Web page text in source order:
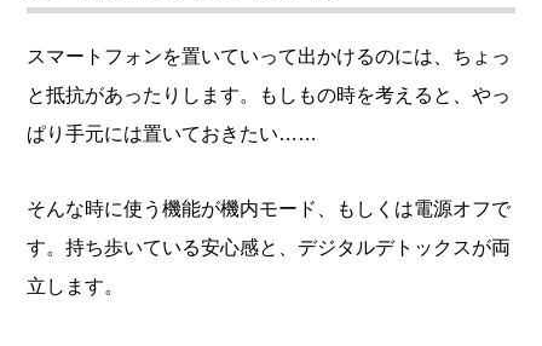
スマートフォンを置いていって出かけるのには、ちょっ
と抵抗があったりします。もしもの時を考えると、やっ
ぱり手元には置いておきたい……
そんな時に使う機能が機内モード、もしくは電源オフで
す。持ち歩いている安心感と、デジタルデトックスが両
立します。